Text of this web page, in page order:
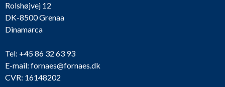
Rolshøjvej 12
DK-8500 Grenaa
Dinamarca
Tel: +45 86 32 63 93
E-mail: fornaes@fornaes.dk
CVR: 16148202